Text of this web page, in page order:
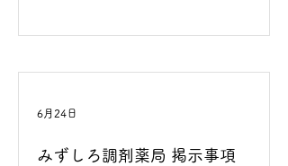
みずしろ調剤薬局 掲示事項
6月24日